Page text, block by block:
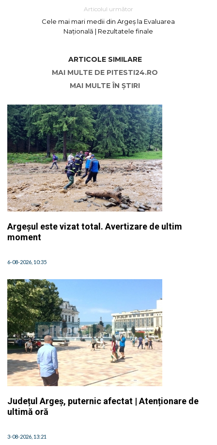
Articolul următor
Cele mai mari medii din Argeș la Evaluarea
Națională | Rezultatele finale
ARTICOLE SIMILARE
MAI MULTE DE PITESTI24.RO
MAI MULTE ÎN ȘTIRI
Argeșul este vizat total. Avertizare de ultim
moment
6-08-2026, 10:35
Județul Argeș, puternic afectat | Atenționare de
ultimă oră
3-08-2026, 13:21